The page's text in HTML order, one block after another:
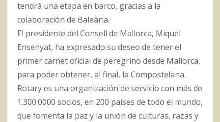
tendrá una etapa en barco, gracias a la
colaboración de Baleària.
El presidente del Consell de Mallorca, Miquel
Ensenyat, ha expresado su deseo de tener el
primer carnet oficial de peregrino desde Mallorca,
para poder obtener, al final, la Compostelana.
Rotary es una organización de servicio con más de
1.300.0000 socios, en 200 países de todo el mundo,
que fomenta la paz y la unión de culturas, razas y